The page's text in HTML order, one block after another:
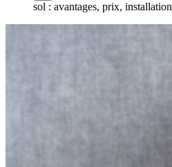
sol : avantages, prix, installation